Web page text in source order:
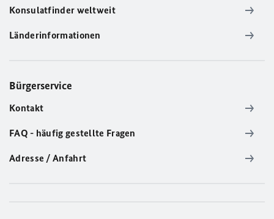
Konsulatfinder weltweit
Länderinformationen
Bürgerservice
Kontakt
FAQ - häufig gestellte Fragen
Adresse / Anfahrt